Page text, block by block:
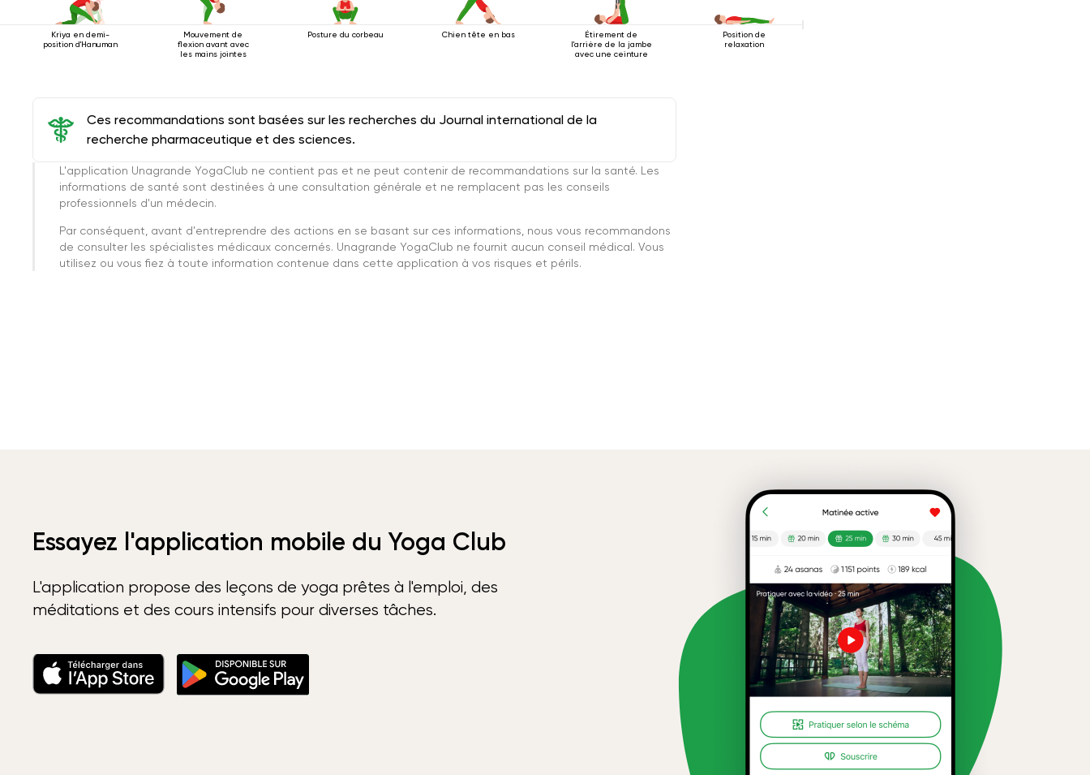
Kriya en demi-
position d'Hanuman
Mouvement de
flexion avant avec
les mains jointes
Posture du corbeau Chien tête en bas
Étirement de
l'arrière de la jambe
avec une ceinture
Position de
relaxation
Ces recommandations sont basées sur les recherches du Journal international de la
recherche pharmaceutique et des sciences.
L'application Unagrande YogaClub ne contient pas et ne peut contenir de recommandations sur la santé. Les
informations de santé sont destinées à une consultation générale et ne remplacent pas les conseils
professionnels d'un médecin.
Par conséquent, avant d'entreprendre des actions en se basant sur ces informations, nous vous recommandons
de consulter les spécialistes médicaux concernés. Unagrande YogaClub ne fournit aucun conseil médical. Vous
utilisez ou vous fiez à toute information contenue dans cette application à vos risques et périls.
Essayez l'application mobile du Yoga Club
L'application propose des leçons de yoga prêtes à l'emploi, des
méditations et des cours intensifs pour diverses tâches.